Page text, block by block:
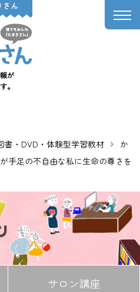
さん
が
。
書・DVD・体験型学習教材
か
手足の不自由な私に生命の尊さを
サロン講座